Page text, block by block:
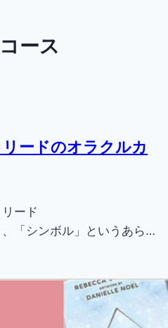
ース
ードのオラクルカ
ード
「シンボル」というあら…